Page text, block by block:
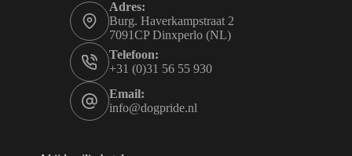
Adres:
Burg. Haverkampstraat 2
7091CP Dinxperlo (NL)
Telefoon:
+31 (0)31 56 55 930
Email:
info@dogpride.nl